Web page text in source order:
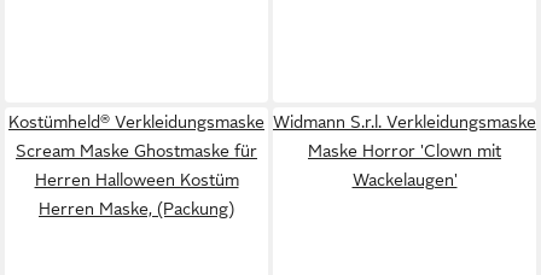
Kostümheld® Verkleidungsmaske
Scream Maske Ghostmaske für
Herren Halloween Kostüm
Herren Maske, (Packung)
Widmann S.r.l. Verkleidungsmaske
Maske Horror 'Clown mit
Wackelaugen'